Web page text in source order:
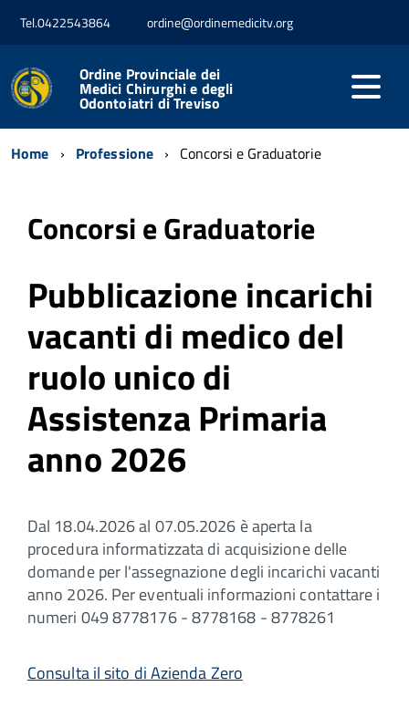
Tel.0422543864 ordine@ordinemedicitv.org
Ordine Provinciale dei
Medici Chirurghi e degli
Odontoiatri di Treviso
Home Professione Concorsi e Graduatorie
Concorsi e Graduatorie
Pubblicazione incarichi
vacanti di medico del
ruolo unico di
Assistenza Primaria
anno 2026
Dal 18.04.2026 al 07.05.2026 è aperta la
procedura informatizzata di acquisizione delle
domande per l'assegnazione degli incarichi vacanti
anno 2026. Per eventuali informazioni contattare i
numeri 049 8778176 - 8778168 - 8778261
Consulta il sito di Azienda Zero